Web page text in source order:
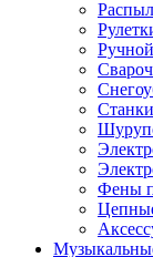
Станки
Фены